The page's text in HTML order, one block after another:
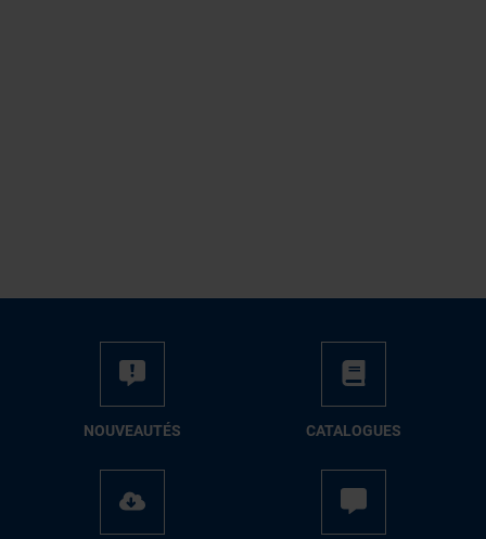
NOUVEAUTÉS CATALOGUES